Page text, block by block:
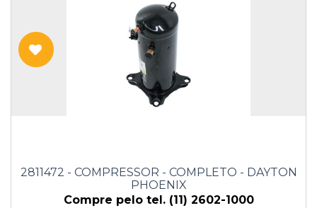
2811472 - COMPRESSOR - COMPLETO - DAYTON
PHOENIX
Compre pelo tel. (11) 2602-1000